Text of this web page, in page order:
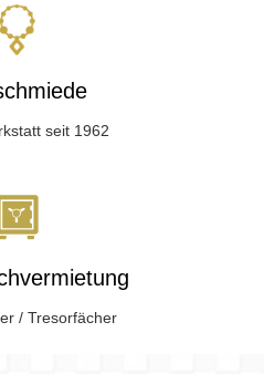
seit 1962
/ Tresorfächer